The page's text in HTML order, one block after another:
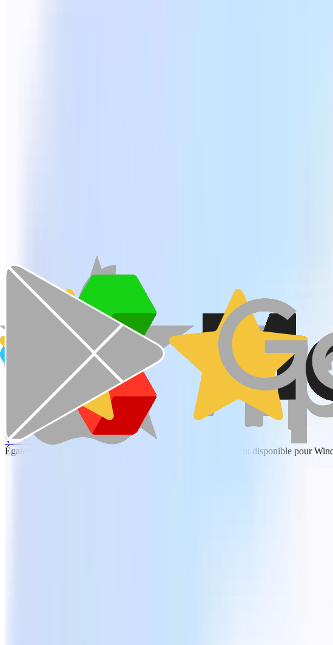
Téléchargement gratuit
Voir les offres et les tarifs
Également disponible pour Windows, Android et iOSÉgalement disponible pour